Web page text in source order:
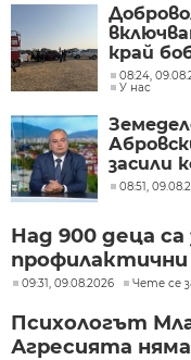
край
могила
08:24,
У нас
засили
трети
08:51,
Над 900 деца са
профилактични
09:31, 09.08.2026 Чете се
Психологът
Агресията няма